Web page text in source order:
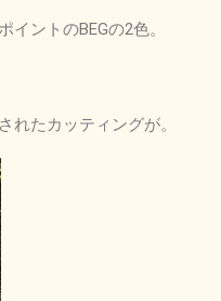
ントのBEGの2色。
れたカッティングが。